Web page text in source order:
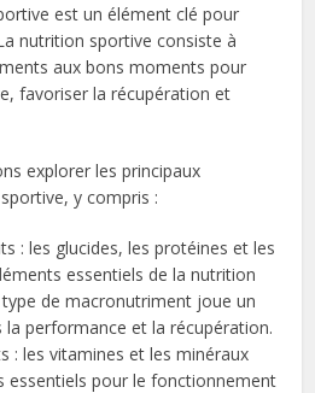
est un élément clé pour
nutrition sportive consiste à
aux bons moments pour
favoriser la récupération et
explorer les principaux
y compris :
: les glucides, les protéines et les
essentiels de la nutrition
de macronutriment joue un
performance et la récupération.
: les vitamines et les minéraux
essentiels pour le fonctionnement